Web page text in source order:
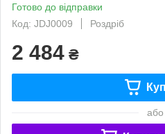
Готово до відправки
Код: JDJ0009
Роздріб
2 484 ₴
або